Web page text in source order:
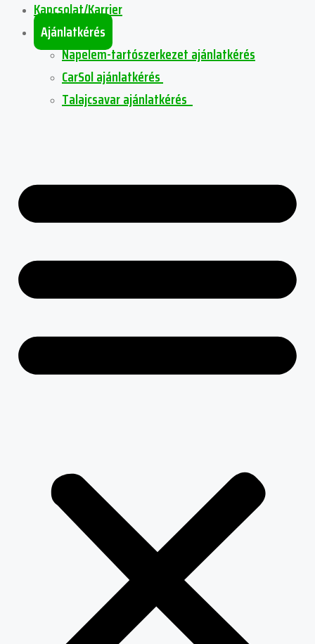
Kapcsolat/Karrier
Ajánlatkérés
Napelem-tartószerkezet ajánlatkérés
CarSol ajánlatkérés
Talajcsavar ajánlatkérés